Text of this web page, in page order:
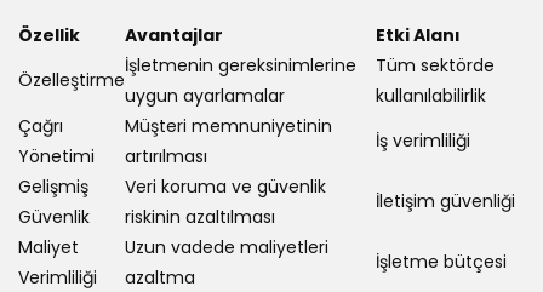
Özellik Avantajlar
Etki Alanı
Özelleştirme
İşletmenin gereksinimlerine
uygun ayarlamalar
Tüm sektörde
kullanılabilirlik
Çağrı
Yönetimi
Müşteri memnuniyetinin
artırılması
İş verimliliği
Gelişmiş
Güvenlik
Veri koruma ve güvenlik
riskinin azaltılması
İletişim güvenliği
Maliyet
Verimliliği
Uzun vadede maliyetleri
azaltma
İşletme bütçesi